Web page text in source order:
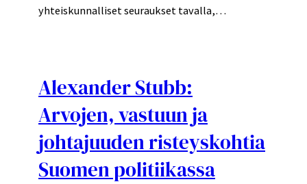
yhteiskunnalliset seuraukset tavalla,…
Alexander Stubb:
Arvojen, vastuun ja
johtajuuden risteyskohtia
Suomen politiikassa